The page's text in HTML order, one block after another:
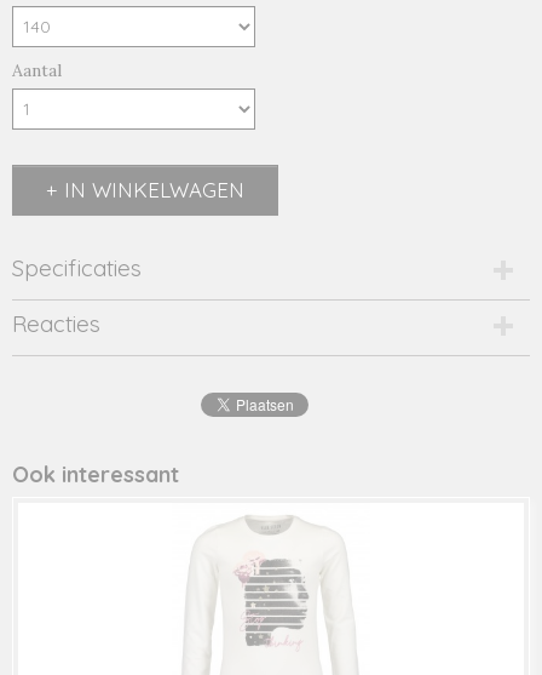
Aantal
IN WINKELWAGEN
Specificaties
Productcode
551605/wit-7553
Productcode leverancier
Reacties
Ook interessant